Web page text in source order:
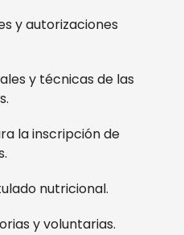
y autorizaciones
y técnicas de las
la inscripción de
nutricional.
y voluntarias.